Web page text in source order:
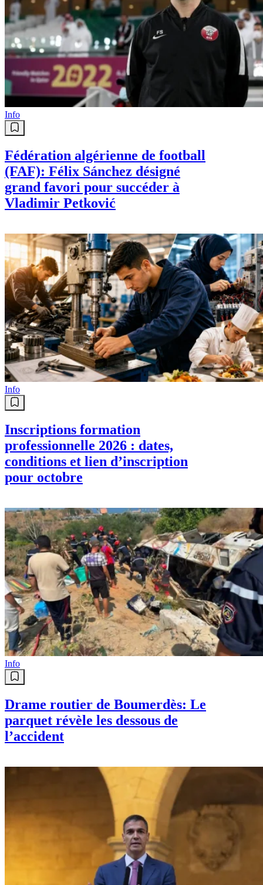
Info
Fédération algérienne de football
(FAF): Félix Sánchez désigné
grand favori pour succéder à
Vladimir Petković
Info
Inscriptions formation
professionnelle 2026 : dates,
conditions et lien d’inscription
pour octobre
Info
Drame routier de Boumerdès: Le
parquet révèle les dessous de
l’accident